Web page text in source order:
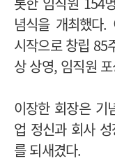
념식을 개최했다.
시작으로 창립 85
상 상영, 임직원
이장한 회장은 기
업 정신과 회사
를 되새겼다.